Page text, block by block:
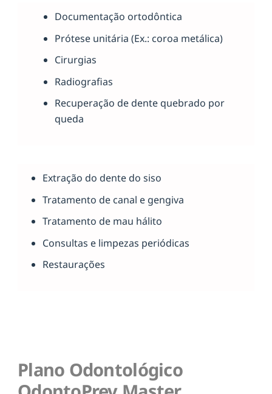
Documentação ortodôntica
Prótese unitária (Ex.: coroa metálica)
Cirurgias
Radiografias
Recuperação de dente quebrado por
queda
Extração do dente do siso
Tratamento de canal e gengiva
Tratamento de mau hálito
Consultas e limpezas periódicas
Restaurações
Plano Odontológico